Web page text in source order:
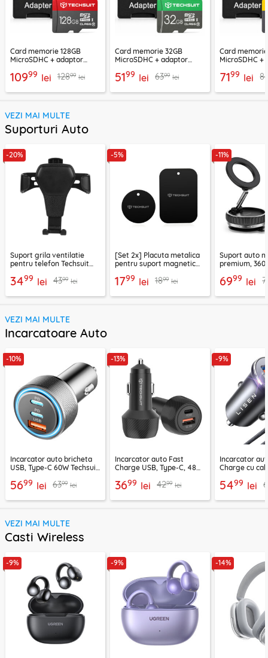
Card memorie 128GB
MicroSDHC + adaptor
10999 lei 12899 lei
Card memorie 32GB
MicroSDHC + adaptor
5199 lei 6399 lei
Card
MicroSDHC +
7199 lei
VEZI MAI MULTE
Suporturi Auto
-20%
Suport grila ventilatie
pentru telefon Techsuit
3499 lei 4399 lei
-5%
[Set 2x] Placuta metalica
pentru suport magnetic
negru
1799 lei 1899 lei
-11%
Suport auto
premium,
6999 lei
VEZI MAI MULTE
Incarcatoare Auto
-10%
Incarcator auto bricheta
USB, Type-C 60W Techsuit
5699 lei 6399 lei
-13%
Incarcator auto Fast
Charge USB, Type-C, 48W
3699 lei 4299 lei
-9%
Incarcator
Charge cu
5499 lei
VEZI MAI MULTE
Casti Wireless
-9% -9% -14%